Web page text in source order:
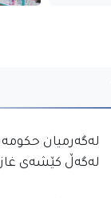
له‌گه‌رمیان
له‌گه‌ڵ كێشه‌ى